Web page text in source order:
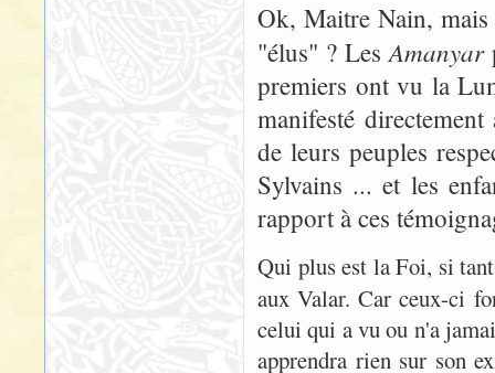
Ok, Maitre Nain,
"élus" ? LesAmanyar
premiers ont vu la
manifesté
de leurs peuples
Sylvains ... et les
rapport à ces
Qui plus est la Foi, si
aux Valar. Car ceux-ci
celui qui a vu ou n'a
apprendra rien sur son